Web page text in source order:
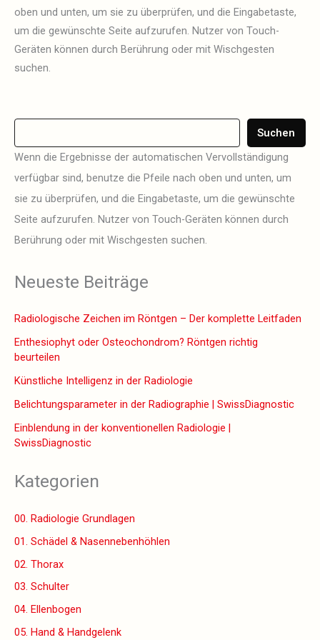
oben und unten, um sie zu überprüfen, und die Eingabetaste,
um die gewünschte Seite aufzurufen. Nutzer von Touch-
Geräten können durch Berührung oder mit Wischgesten
suchen.
Suchen
Wenn die Ergebnisse der automatischen Vervollständigung
verfügbar sind, benutze die Pfeile nach oben und unten, um
sie zu überprüfen, und die Eingabetaste, um die gewünschte
Seite aufzurufen. Nutzer von Touch-Geräten können durch
Berührung oder mit Wischgesten suchen.
Neueste Beiträge
Radiologische Zeichen im Röntgen – Der komplette Leitfaden
Enthesiophyt oder Osteochondrom? Röntgen richtig
beurteilen
Künstliche Intelligenz in der Radiologie
Belichtungsparameter in der Radiographie | SwissDiagnostic
Einblendung in der konventionellen Radiologie |
SwissDiagnostic
Kategorien
00. Radiologie Grundlagen
01. Schädel & Nasennebenhöhlen
02. Thorax
03. Schulter
04. Ellenbogen
05. Hand & Handgelenk